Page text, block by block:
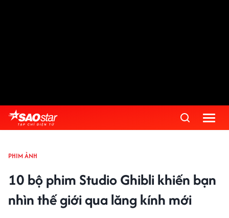
PHIM ẢNH
10 bộ phim Studio Ghibli khiến bạn
nhìn thế giới qua lăng kính mới